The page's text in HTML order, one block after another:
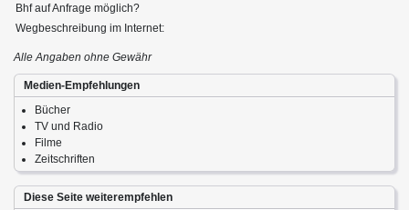
Bhf auf Anfrage möglich?
Wegbeschreibung im Internet:
Alle Angaben ohne Gewähr
Medien-Empfehlungen
Bücher
TV und Radio
Filme
Zeitschriften
Diese Seite weiterempfehlen